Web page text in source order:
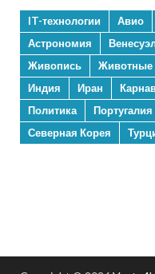
IT-технологии Авио
Астрономия
Живопись
Животные
Индия
Иран
Политика
Португалия
Северная Корея